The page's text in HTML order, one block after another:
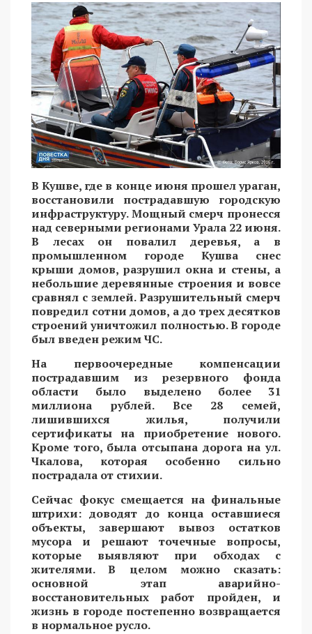
В Кушве, где в конце июня прошел ураган,
восстановили пострадавшую городскую
инфраструктуру. Мощный смерч пронесся
над северными регионами Урала 22 июня.
В лесах он повалил деревья, а в
промышленном городе Кушва снес
крыши домов, разрушил окна и стены, а
небольшие деревянные строения и вовсе
сравнял с землей. Разрушительный смерч
повредил сотни домов, а до трех десятков
строений уничтожил полностью. В городе
был введен режим ЧС.
На первоочередные компенсации
пострадавшим из резервного фонда
области было выделено более 31
миллиона рублей. Все 28 семей,
лишившихся жилья, получили
сертификаты на приобретение нового.
Кроме того, была отсыпана дорога на ул.
Чкалова, которая особенно сильно
пострадала от стихии.
Сейчас фокус смещается на финальные
штрихи: доводят до конца оставшиеся
объекты, завершают вывоз остатков
мусора и решают точечные вопросы,
которые выявляют при обходах с
жителями. В целом можно сказать:
основной этап аварийно-
восстановительных работ пройден, и
жизнь в городе постепенно возвращается
в нормальное русло.